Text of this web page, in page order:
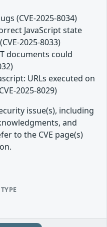
(CVE-2025-8034)
JavaScript state
2025-8033)
documents could
URLs executed on
2025-8029)
issue(s), including
and
to the CVE page(s)
TYPE